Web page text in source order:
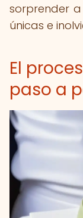
sorprender
únicas e
El
paso a